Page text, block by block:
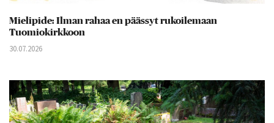
Mielipide: Ilman rahaa en päässyt rukoilemaan
Tuomiokirkkoon
30.07.2026